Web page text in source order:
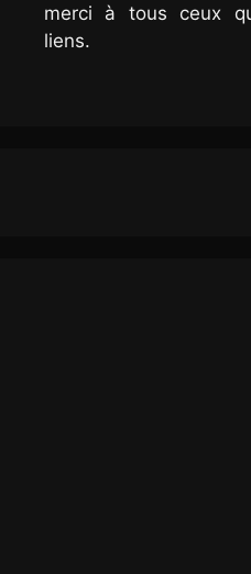
merci à tous ceux
liens.